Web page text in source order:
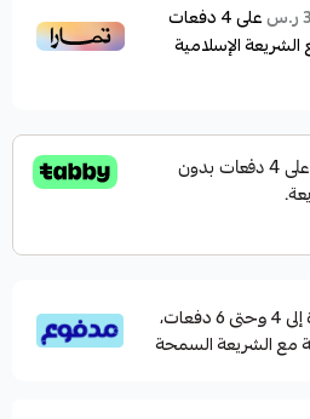
على4دفعات
الإسلامية
قسم دفعاتك بطريقة ميسرة إلى 4 وحتى 6 دفعات،
مع الشريعة السمحة